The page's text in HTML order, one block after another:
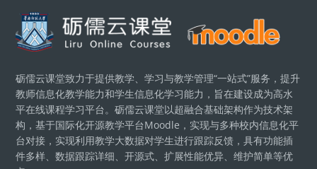
ブロック
砺儒云课堂致力于提供教学、学习与教学管理“一站式”服务，提升
教师信息化教学能力和学生信息化学习能力，旨在建设成为高水
平在线课程学习平台。砺儒云课堂以超融合基础架构作为技术架
构，基于国际化开源教学平台Moodle，实现与多种校内信息化平
台对接，实现利用教学大数据对学生进行跟踪反馈，具有功能插
件多样、数据跟踪详细、开源式、扩展性能优异、维护简单等优